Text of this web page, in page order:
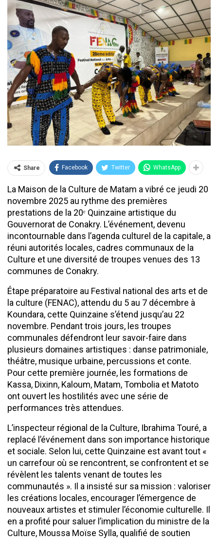
Share Facebook Twitter WhatsApp
La Maison de la Culture de Matam a vibré ce jeudi 20
novembre 2025 au rythme des premières
prestations de la 20ᵉ Quinzaine artistique du
Gouvernorat de Conakry. L’événement, devenu
incontournable dans l’agenda culturel de la capitale, a
réuni autorités locales, cadres communaux de la
Culture et une diversité de troupes venues des 13
communes de Conakry.
Étape préparatoire au Festival national des arts et de
la culture (FENAC), attendu du 5 au 7 décembre à
Koundara, cette Quinzaine s’étend jusqu’au 22
novembre. Pendant trois jours, les troupes
communales défendront leur savoir-faire dans
plusieurs domaines artistiques : danse patrimoniale,
théâtre, musique urbaine, percussions et conte.
Pour cette première journée, les formations de
Kassa, Dixinn, Kaloum, Matam, Tombolia et Matoto
ont ouvert les hostilités avec une série de
performances très attendues.
L’inspecteur régional de la Culture, Ibrahima Touré, a
replacé l’événement dans son importance historique
et sociale. Selon lui, cette Quinzaine est avant tout «
un carrefour où se rencontrent, se confrontent et se
révèlent les talents venant de toutes les
communautés ». Il a insisté sur sa mission : valoriser
les créations locales, encourager l’émergence de
nouveaux artistes et stimuler l’économie culturelle. Il
en a profité pour saluer l’implication du ministre de la
Culture, Moussa Moïse Sylla, qualifié de soutien